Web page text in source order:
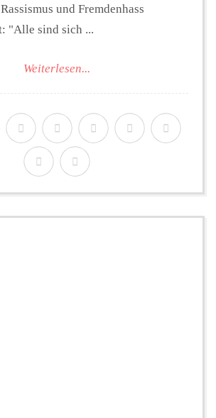
und Fremdenhass
"Alle sind sich ...
Weiterlesen...